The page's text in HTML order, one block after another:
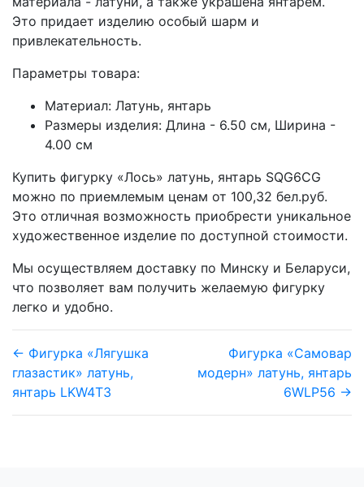
Это придает изделию особый шарм и
привлекательность.
Параметры товара:
Материал: Латунь, янтарь
Размеры изделия: Длина - 6.50 см, Ширина -
4.00 см
Купить фигурку «Лось» латунь, янтарь SQG6CG
можно по приемлемым ценам от 100,32 бел.руб.
Это отличная возможность приобрести уникальное
художественное изделие по доступной стоимости.
Мы осуществляем доставку по Минску и Беларуси,
что позволяет вам получить желаемую фигурку
легко и удобно.
← Фигурка «Лягушка
глазастик» латунь,
янтарь LKW4T3
Фигурка «Самовар
модерн» латунь, янтарь
6WLP56 →